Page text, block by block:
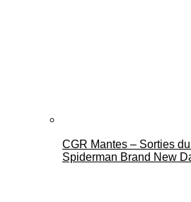
CGR Mantes – Sorties
Spiderman Brand New